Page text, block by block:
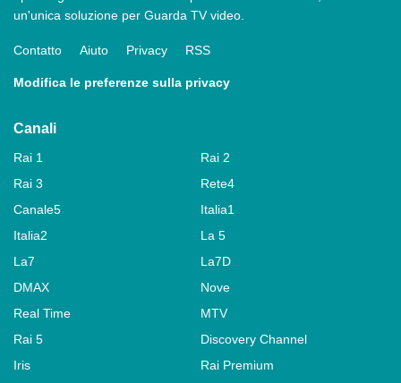
un'unica soluzione per Guarda TV video.
Contatto Aiuto Privacy RSS
Modifica le preferenze sulla privacy
Canali
Rai 1
Rai 2
Rai 3
Rete4
Canale5
Italia1
Italia2
La 5
La7
La7D
DMAX
Nove
Real Time
MTV
Rai 5
Discovery Channel
Iris
Rai Premium